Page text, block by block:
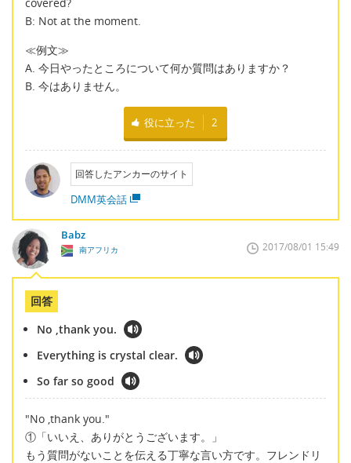
B: Not at the moment.
≪例文≫
A. 今日やったところについて何か質問はありますか？
B. 今はありません。
役に立った 2
回答したアンカーのサイト
DMM英会話
Babz
南アフリカ 2017/08/01 15:49
回答
No ,thank you.
Everything is crystal clear.
So far so good
"No ,thank you."
①「いいえ、ありがとうございます。」
もう質問がないことを伝える丁寧な言い方です。フレンドリ